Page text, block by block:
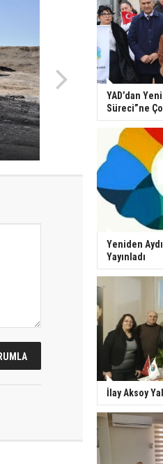
YAD’dan
Süreci”ne
Yeniden
Yayınladı
İlay Aksoy